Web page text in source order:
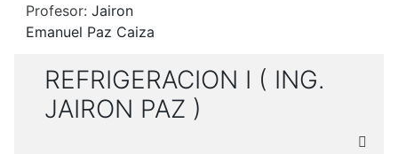
Profesor: Jairon
Emanuel Paz Caiza
REFRIGERACION I ( ING.
JAIRON PAZ )